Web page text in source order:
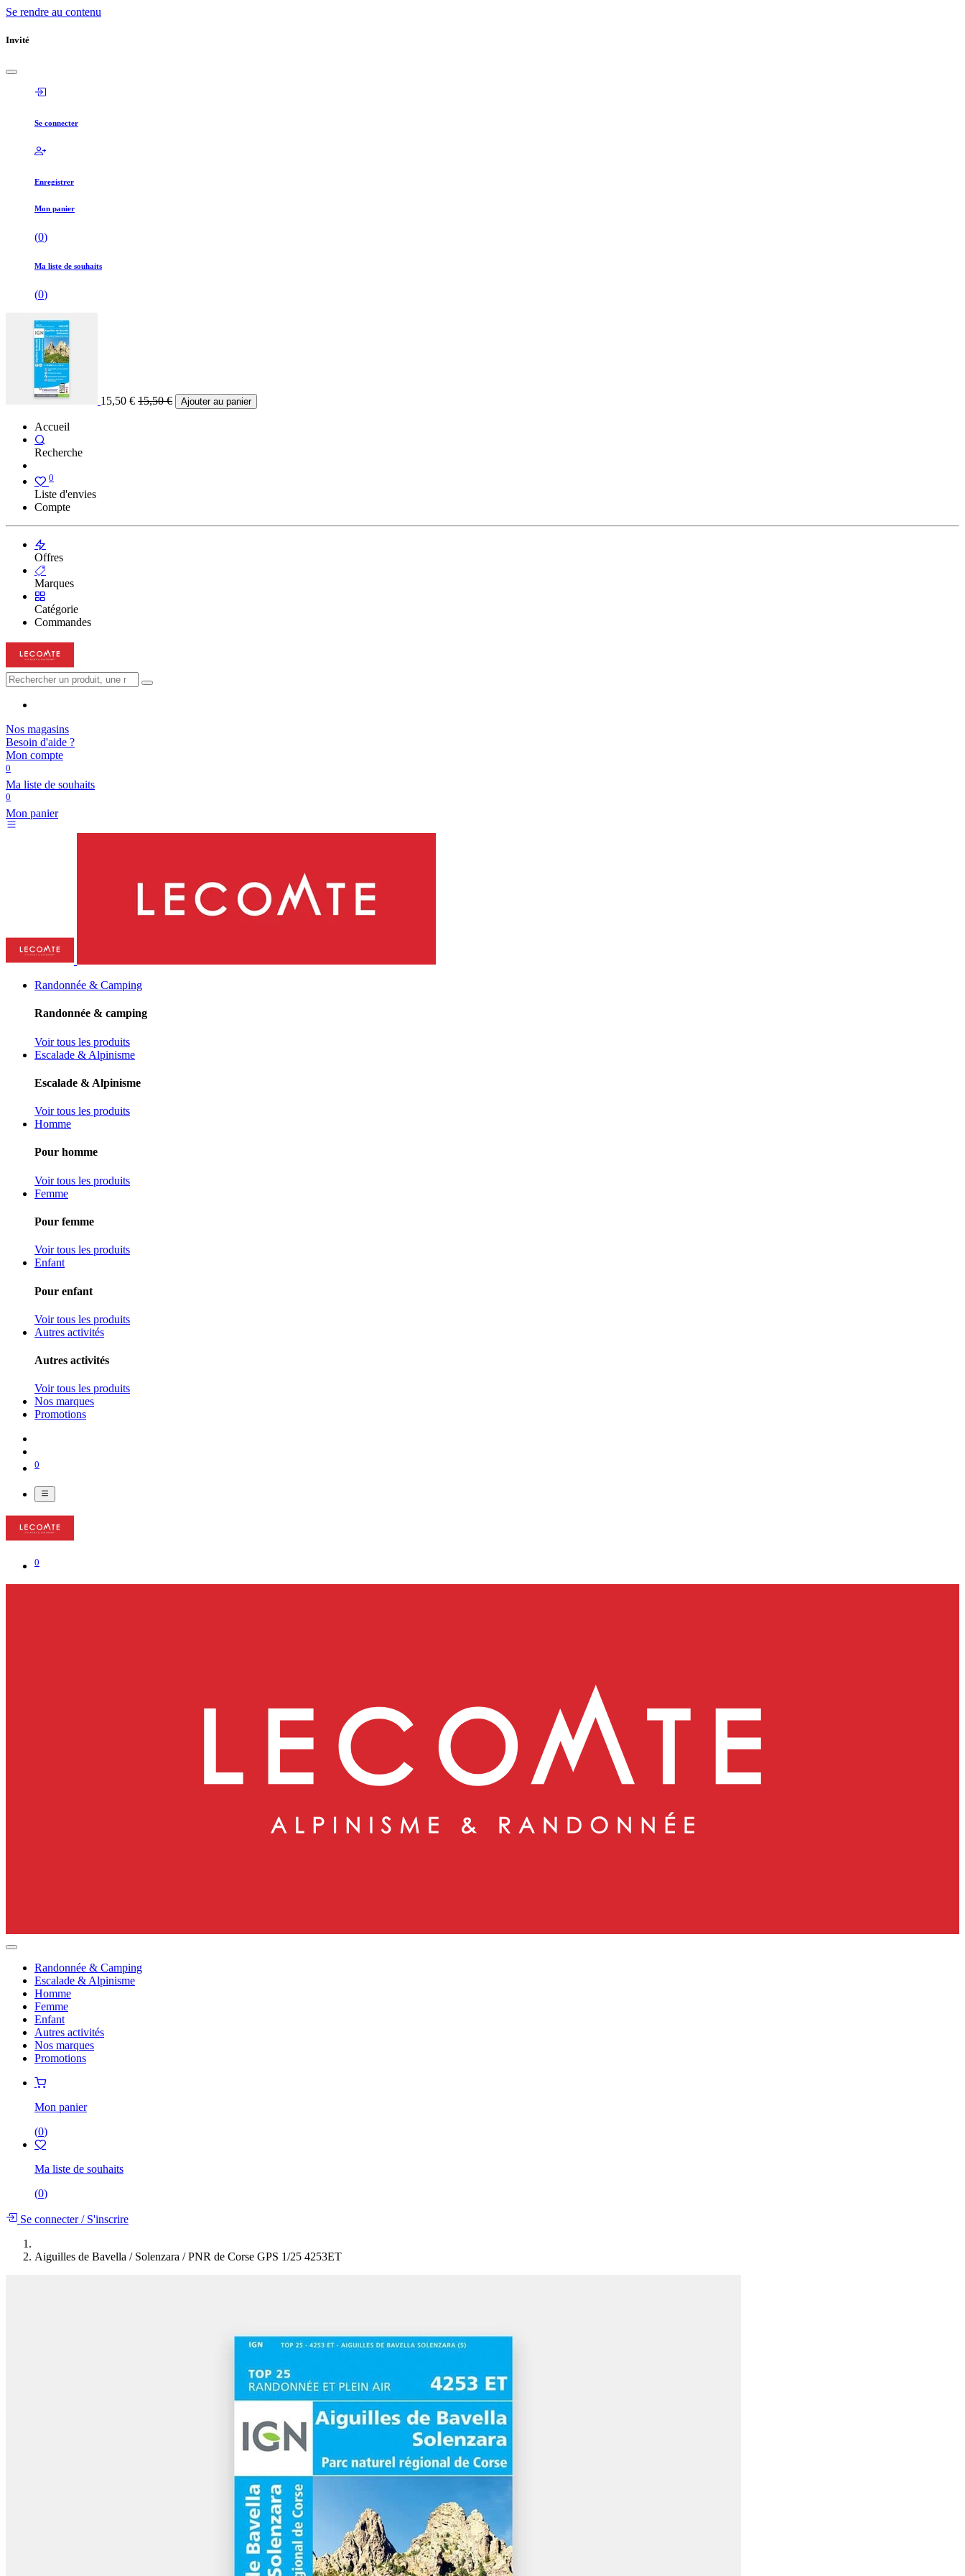
Se rendre au contenu
Invité
Se connecter
Enregistrer
Mon panier
(0)
Ma liste de souhaits
(0)
15,50 € 15,50€ Ajouter au panier
Accueil
Recherche
0
Liste d'envies
Compte
Offres
Marques
Catégorie
Commandes
Nos magasins
Besoin d'aide ?
Mon compte
0
Ma liste de souhaits
0
Mon panier
Randonnée & Camping
Randonnée & camping
Voir tous les produits
Escalade & Alpinisme
Escalade & Alpinisme
Voir tous les produits
Homme
Pour homme
Voir tous les produits
Femme
Pour femme
Voir tous les produits
Enfant
Pour enfant
Voir tous les produits
Autres activités
Autres activités
Voir tous les produits
Nos marques
Promotions
0
0
Randonnée & Camping
Escalade & Alpinisme
Homme
Femme
Enfant
Autres activités
Nos marques
Promotions
Mon panier
(0)
Ma liste de souhaits
(0)
Se connecter/S'inscrire
Aiguilles de Bavella / Solenzara / PNR de Corse GPS 1/25 4253ET